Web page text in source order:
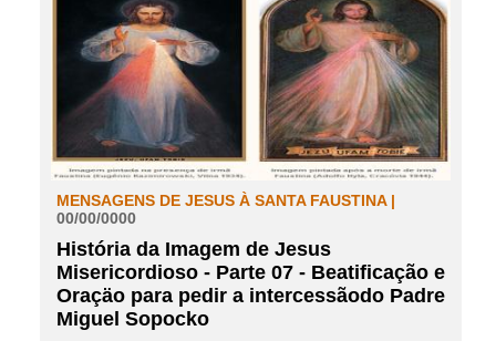
MENSAGENS DE JESUS À SANTA FAUSTINA |
00/00/0000
História da Imagem de Jesus
Misericordioso - Parte 07 - Beatificação e
Oraçäo para pedir a intercessãodo Padre
Miguel Sopocko